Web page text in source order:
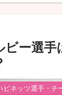
ビー選
ピネッツ選手・チ